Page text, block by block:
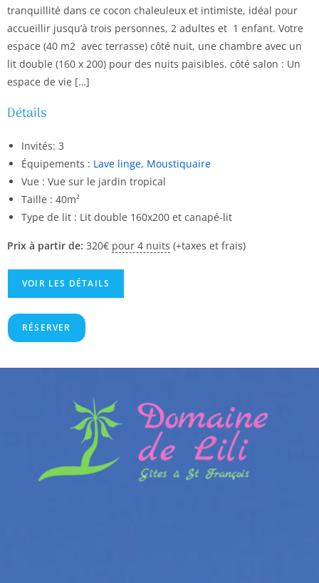
tranquillité dans ce cocon chaleuleux et intimiste, idéal pour
accueillir jusqu’à trois personnes, 2 adultes et 1 enfant. Votre
espace (40 m2 avec terrasse) côté nuit, une chambre avec un
lit double (160 x 200) pour des nuits paisibles. côté salon : Un
espace de vie […]
Détails
Invités: 3
Équipements : Lave linge, Moustiquaire
Vue : Vue sur le jardin tropical
Taille : 40m²
Type de lit : Lit double 160x200 et canapé-lit
Prix à partir de: 320€ pour 4 nuits (+taxes et frais)
VOIR LES DÉTAILS
RÉSERVER